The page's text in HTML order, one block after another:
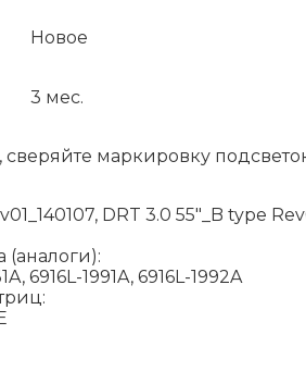
Новое
3 мес.
сверяйте маркировку
DRT 3.0 55"_B type
6916L-1991A, 6916L-1992A